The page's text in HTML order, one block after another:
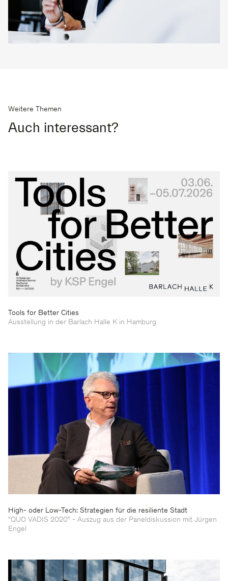
Weitere Themen
Auch interessant?
Tools for Better Cities
Ausstellung in der Barlach Halle K in Hamburg
High- oder Low-Tech: Strategien für die resiliente Stadt
"QUO VADIS 2020" - Auszug aus der Paneldiskussion mit Jürgen
Engel